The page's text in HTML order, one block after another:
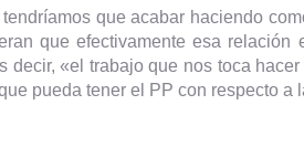
que acabar haciendo
que efectivamente esa
decir, «el trabajo que nos toca
pueda tener el PP con respecto